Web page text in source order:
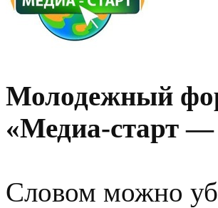
Молодежный
«Медиа-старт —
Словом можно